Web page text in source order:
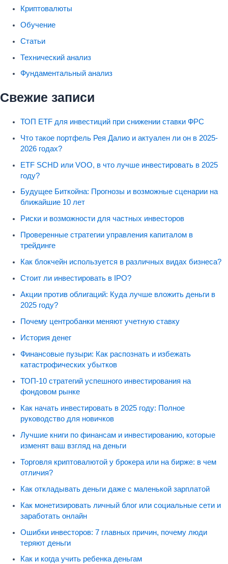
Криптовалюты
Обучение
Статьи
Технический анализ
Фундаментальный анализ
Свежие записи
ТОП ETF для инвестиций при снижении ставки ФРС
Что такое портфель Рея Далио и актуален ли он в 2025-
2026 годах?
ETF SCHD или VOO, в что лучше инвестировать в 2025
году?
Будущее Биткойна: Прогнозы и возможные сценарии на
ближайшие 10 лет
Риски и возможности для частных инвесторов
Проверенные стратегии управления капиталом в
трейдинге
Как блокчейн используется в различных видах бизнеса?
Стоит ли инвестировать в IPO?
Акции против облигаций: Куда лучше вложить деньги в
2025 году?
Почему центробанки меняют учетную ставку
История денег
Финансовые пузыри: Как распознать и избежать
катастрофических убытков
ТОП-10 стратегий успешного инвестирования на
фондовом рынке
Как начать инвестировать в 2025 году: Полное
руководство для новичков
Лучшие книги по финансам и инвестированию, которые
изменят ваш взгляд на деньги
Торговля криптовалютой у брокера или на бирже: в чем
отличия?
Как откладывать деньги даже с маленькой зарплатой
Как монетизировать личный блог или социальные сети и
заработать онлайн
Ошибки инвесторов: 7 главных причин, почему люди
теряют деньги
Как и когда учить ребенка деньгам